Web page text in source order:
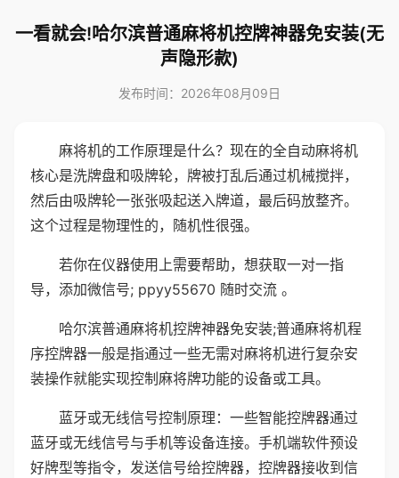
一看就会!哈尔滨普通麻将机控牌神器免安装(无
声隐形款)
发布时间：2026年08月09日
麻将机的工作原理是什么？现在的全自动麻将机
核心是洗牌盘和吸牌轮，牌被打乱后通过机械搅拌，
然后由吸牌轮一张张吸起送入牌道，最后码放整齐。
这个过程是物理性的，随机性很强。
若你在仪器使用上需要帮助，想获取一对一指
导，添加微信号; ppyy55670 随时交流 。
哈尔滨普通麻将机控牌神器免安装;普通麻将机程
序控牌器一般是指通过一些无需对麻将机进行复杂安
装操作就能实现控制麻将牌功能的设备或工具。
蓝牙或无线信号控制原理：一些智能控牌器通过
蓝牙或无线信号与手机等设备连接。手机端软件预设
好牌型等指令，发送信号给控牌器，控牌器接收到信